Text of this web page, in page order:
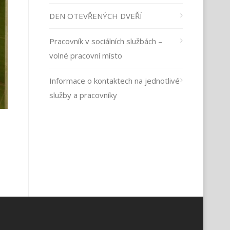
DEN OTEVŘENÝCH DVEŘÍ
Pracovník v sociálních službách –
volné pracovní místo
Informace o kontaktech na jednotlivé
služby a pracovníky